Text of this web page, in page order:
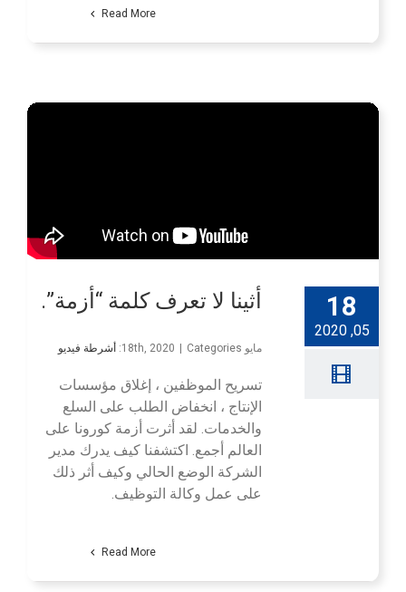
Read More
18
05, 2020
أثينا لا تعرف كلمة “أزمة”.
مايو 18th, 2020 Categories: أشرطة فيديو
تسريح الموظفين ، إغلاق مؤسسات
الإنتاج ، انخفاض الطلب على السلع
والخدمات. لقد أثرت أزمة كورونا على
العالم أجمع. اكتشفنا كيف يدرك مدير
الشركة الوضع الحالي وكيف أثر ذلك
على عمل وكالة التوظيف.
Read More